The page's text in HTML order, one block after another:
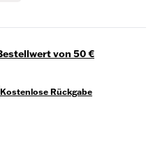
von 50 €
Kostenlose Rückgabe